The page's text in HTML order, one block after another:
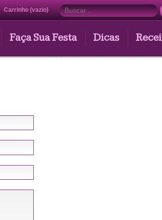
Carrinho (vazio)
Faça Sua Festa Dicas